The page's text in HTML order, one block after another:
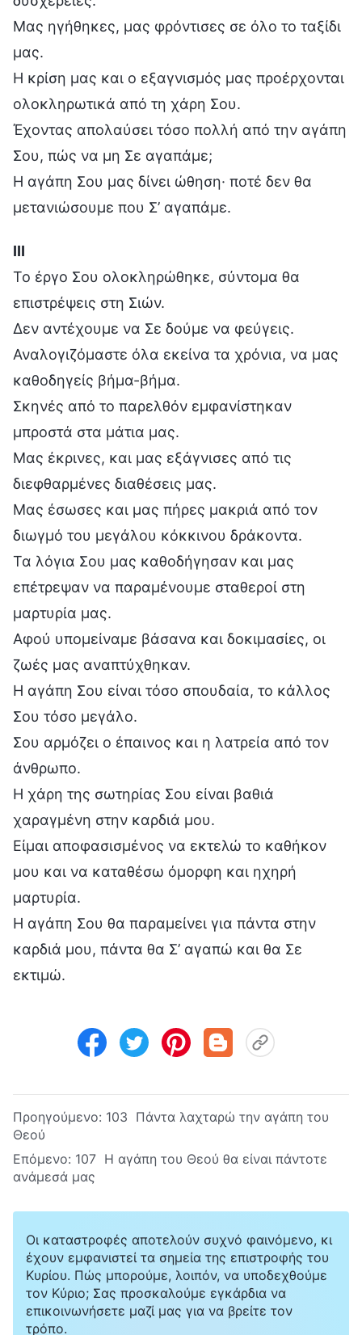
Μας ηγήθηκες, μας φρόντισες σε όλο το ταξίδι
μας.
Η κρίση μας και ο εξαγνισμός μας προέρχονται
ολοκληρωτικά από τη χάρη Σου.
Έχοντας απολαύσει τόσο πολλή από την αγάπη
Σου, πώς να μη Σε αγαπάμε;
Η αγάπη Σου μας δίνει ώθηση· ποτέ δεν θα
μετανιώσουμε που Σ’ αγαπάμε.
III
Το έργο Σου ολοκληρώθηκε, σύντομα θα
επιστρέψεις στη Σιών.
Δεν αντέχουμε να Σε δούμε να φεύγεις.
Αναλογιζόμαστε όλα εκείνα τα χρόνια, να μας
καθοδηγείς βήμα-βήμα.
Σκηνές από το παρελθόν εμφανίστηκαν
μπροστά στα μάτια μας.
Μας έκρινες, και μας εξάγνισες από τις
διεφθαρμένες διαθέσεις μας.
Μας έσωσες και μας πήρες μακριά από τον
διωγμό του μεγάλου κόκκινου δράκοντα.
Τα λόγια Σου μας καθοδήγησαν και μας
επέτρεψαν να παραμένουμε σταθεροί στη
μαρτυρία μας.
Αφού υπομείναμε βάσανα και δοκιμασίες, οι
ζωές μας αναπτύχθηκαν.
Η αγάπη Σου είναι τόσο σπουδαία, το κάλλος
Σου τόσο μεγάλο.
Σου αρμόζει ο έπαινος και η λατρεία από τον
άνθρωπο.
Η χάρη της σωτηρίας Σου είναι βαθιά
χαραγμένη στην καρδιά μου.
Είμαι αποφασισμένος να εκτελώ το καθήκον
μου και να καταθέσω όμορφη και ηχηρή
μαρτυρία.
Η αγάπη Σου θα παραμείνει για πάντα στην
καρδιά μου, πάντα θα Σ’ αγαπώ και θα Σε
εκτιμώ.
Προηγούμενο: 103 Πάντα λαχταρώ την αγάπη του
Θεού
Επόμενο: 107 Η αγάπη του Θεού θα είναι πάντοτε
ανάμεσά μας
Οι καταστροφές αποτελούν συχνό φαινόμενο, κι
έχουν εμφανιστεί τα σημεία της επιστροφής του
Κυρίου. Πώς μπορούμε, λοιπόν, να υποδεχθούμε
τον Κύριο; Σας προσκαλούμε εγκάρδια να
επικοινωνήσετε μαζί μας για να βρείτε τον
τρόπο.